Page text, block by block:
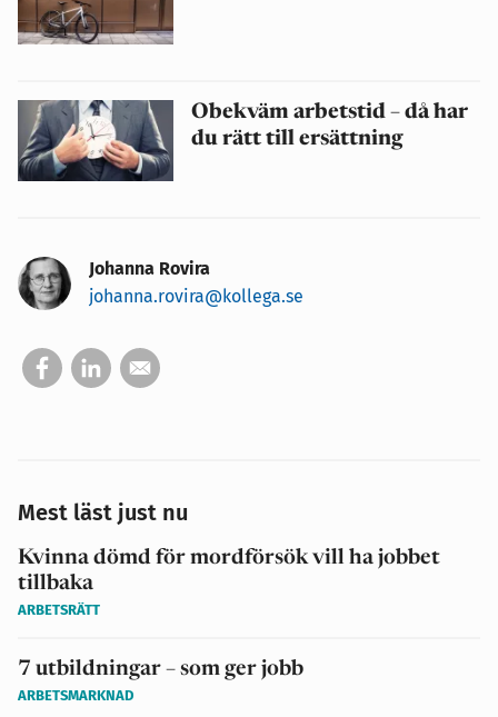
Obekväm arbetstid – då har
du rätt till ersättning
Johanna Rovira
johanna.rovira@kollega.se
Mest läst just nu
Kvinna dömd för mordförsök vill ha jobbet
tillbaka
ARBETSRÄTT
7 utbildningar – som ger jobb
ARBETSMARKNAD